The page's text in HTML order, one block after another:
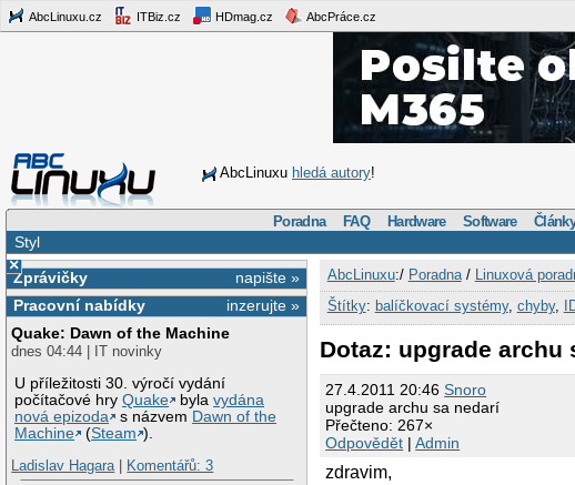
AbcLinuxu.cz ITBiz.cz HDmag.cz AbcPráce.cz
AbcLinuxu hledá autory!
Poradna FAQ Hardware Software
Styl
×
napište »
Zprávičky
inzerujte »
Pracovní nabídky
Quake: Dawn of the Machine
dnes 04:44 | IT novinky
U příležitosti 30. výročí vydání
počítačové hryQuake bylavydána
nová epizoda
s názvem Dawn of the
Machine
(Steam ).
Ladislav Hagara| Komentářů: 3
AbcLinuxu:/ Poradna/ Linuxová
Štítky: balíčkovací systémy, chyby,
Dotaz: upgrade archu
27.4.2011 20:46Snoro
upgrade archu sa nedarí
Přečteno: 267×
Odpovědět |Admin
zdravim,